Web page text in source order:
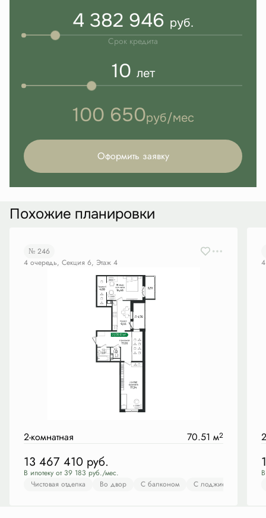
4 382 946 руб.
Срок кредита
10 лет
100 650руб/мес
Оформить заявку
Похожие планировки
№ 246
4 очередь, Секция 6, Этаж 4
2-комнатная 70.51 м2
13 467 410 руб.
В ипотеку от 39 183 руб./мес.
Чистовая отделка
Во двор С балконом С лоджией